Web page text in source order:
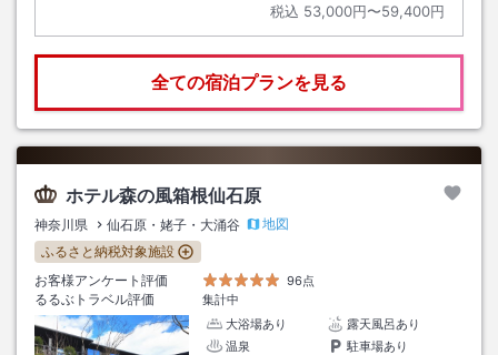
税込 53,000円〜59,400円
全ての宿泊プランを見る
ホテル森の風箱根仙石原
神奈川県 仙石原・姥子・大涌谷
地図
ふるさと納税対象施設
お客様アンケート評価
96点
るるぶトラベル評価
集計中
大浴場あり
露天風呂あり
温泉
駐車場あり